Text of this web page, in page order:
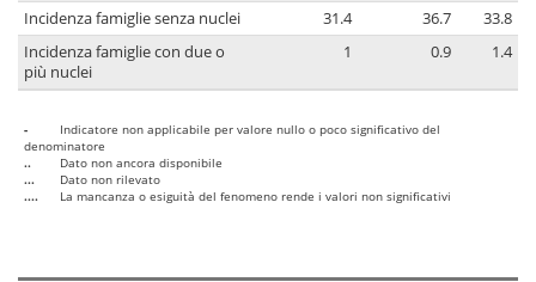
Incidenza famiglie senza nuclei
31.4 36.7
33.8
Incidenza famiglie con due o
più nuclei
1 0.9 1.4
-
Indicatore non applicabile per valore nullo o poco significativo del
denominatore
..
Dato non ancora disponibile
...
Dato non rilevato
....
La mancanza o esiguità del fenomeno rende i valori non significativi